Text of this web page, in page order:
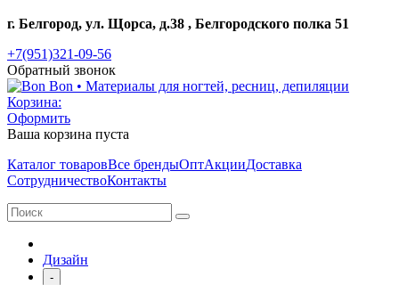
г. Белгород, ул. Щорса, д.38 , Белгородского полка 51
+7(951)321-09-56
Обратный звонок
Корзина:
Оформить
Ваша корзина пуста
Каталог товаровВсе брендыОптАкцииДоставка
СотрудничествоКонтакты
Дизайн
-